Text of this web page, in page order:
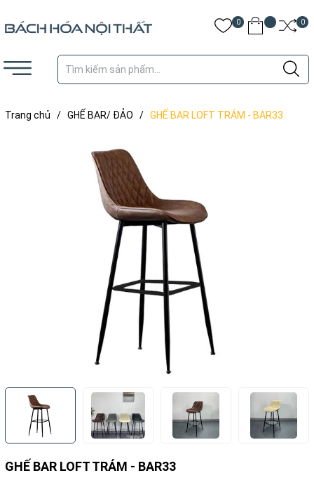
0 0
Trang chủ / GHẾ BAR/ ĐẢO / GHẾ BAR LOFT TRÁM - BAR33
GHẾ BAR LOFT TRÁM - BAR33